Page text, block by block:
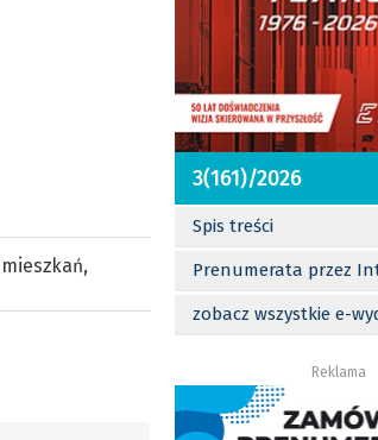
,
3(161)/2026
Spis treści
Prenumerata przez
zobacz wszystkie e-
Reklama